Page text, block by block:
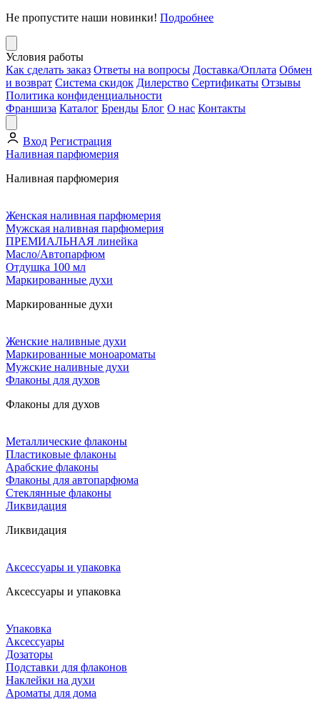
Не пропустите наши новинки! Подробнее
Условия работы
Как сделать заказ Ответы на вопросы Доставка/Оплата Обмен
и возврат Система скидок Дилерство Сертификаты Отзывы
Политика конфиденциальности
Франшиза Каталог Бренды Блог О нас Контакты
Вход Регистрация
Наливная парфюмерия
Наливная парфюмерия
Женская наливная парфюмерия
Мужская наливная парфюмерия
ПРЕМИАЛЬНАЯ линейка
Масло/Автопарфюм
Отдушка 100 мл
Маркированные духи
Маркированные духи
Женские наливные духи
Маркированные моноароматы
Мужские наливные духи
Флаконы для духов
Флаконы для духов
Металлические флаконы
Пластиковые флаконы
Арабские флаконы
Флаконы для автопарфюма
Стеклянные флаконы
Ликвидация
Ликвидация
Аксессуары и упаковка
Аксессуары и упаковка
Упаковка
Аксессуары
Дозаторы
Подставки для флаконов
Наклейки на духи
Ароматы для дома